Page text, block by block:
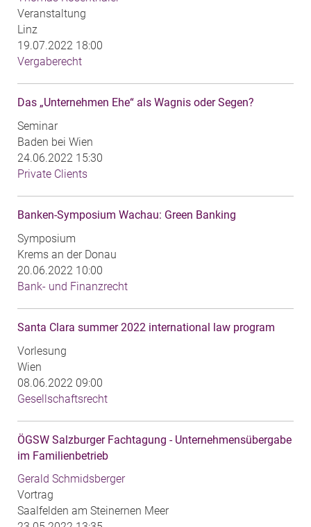
Veranstaltung
Linz
19.07.2022 18:00
Vergaberecht
Das „Unternehmen Ehe“ als Wagnis oder Segen?
Seminar
Baden bei Wien
24.06.2022 15:30
Private Clients
Banken-Symposium Wachau: Green Banking
Symposium
Krems an der Donau
20.06.2022 10:00
Bank- und Finanzrecht
Santa Clara summer 2022 international law program
Vorlesung
Wien
08.06.2022 09:00
Gesellschaftsrecht
ÖGSW Salzburger Fachtagung - Unternehmensübergabe
im Familienbetrieb
Gerald Schmidsberger
Vortrag
Saalfelden am Steinernen Meer